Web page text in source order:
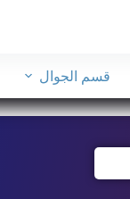
قسم الجوال